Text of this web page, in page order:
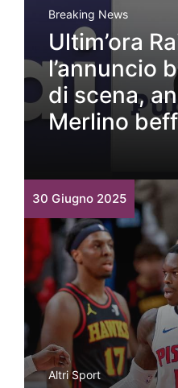
Breaking News
Ultim’ora
l’annuncio
di scena,
Merlino
30 Giugno 2025
Altri Sport